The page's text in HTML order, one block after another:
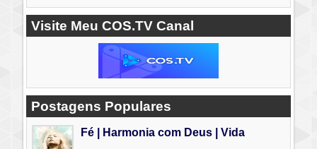
Visite Meu COS.TV Canal
Postagens Populares
Fé | Harmonia com Deus | Vida